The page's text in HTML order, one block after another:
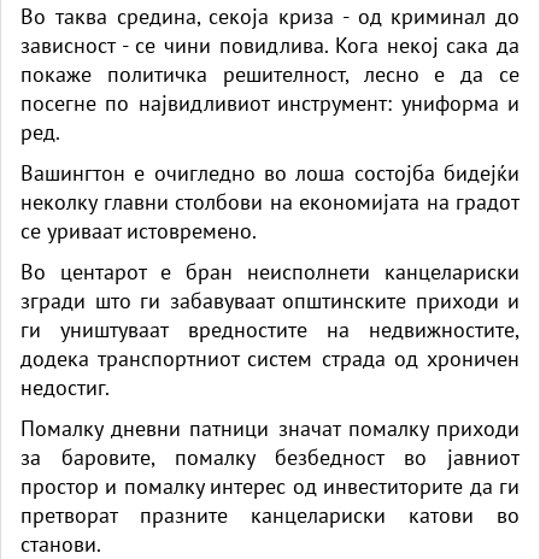
Во таква средина, секоја криза - од криминал до
зависност - се чини повидлива. Кога некој сака да
покаже политичка решителност, лесно е да се
посегне по највидливиот инструмент: униформа и
ред.
Вашингтон е очигледно во лоша состојба бидејќи
неколку главни столбови на економијата на градот
се уриваат истовремено.
Во центарот е бран неисполнети канцелариски
згради што ги забавуваат општинските приходи и
ги уништуваат вредностите на недвижностите,
додека транспортниот систем страда од хроничен
недостиг.
Помалку дневни патници значат помалку приходи
за баровите, помалку безбедност во јавниот
простор и помалку интерес од инвеститорите да ги
претворат празните канцелариски катови во
станови.